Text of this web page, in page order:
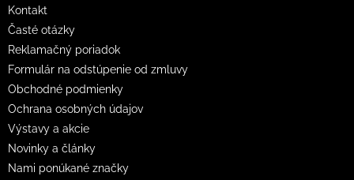
Kontakt
Časté otázky
Reklamačný poriadok
Formulár na odstúpenie od zmluvy
Obchodné podmienky
Ochrana osobných údajov
Výstavy a akcie
Novinky a články
Nami ponúkané značky